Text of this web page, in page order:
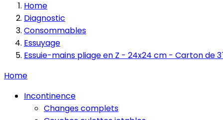
Home
Diagnostic
Consommables
Essuyage
Essuie-mains pliage en Z - 24x24 cm - Carton de
Home
Incontinence
Changes complets